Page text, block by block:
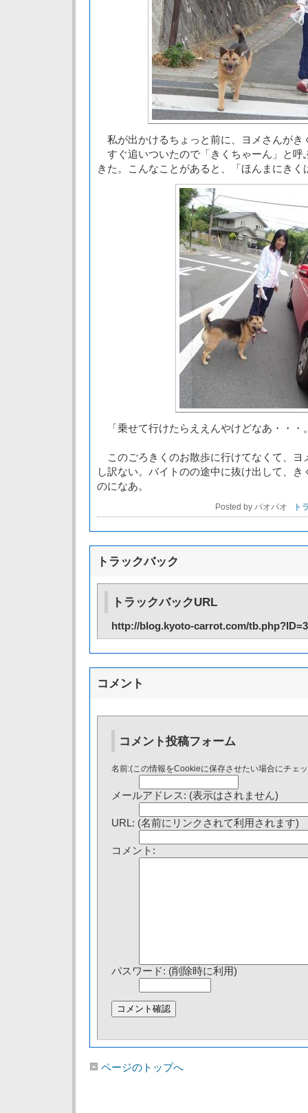
私が出かけるちょっと前に、ヨメさんがき
すぐ追いついたので「きくちゃーん」と呼
きた。こんなことがあると、「ほんまにき
「乗せて行けたらええんやけどなあ・・・
このごろきくのお散歩に行けてなくて、ヨ
し訳ない。バイトのの途中に抜け出して、
のになあ。
Posted by パオパオ ト
トラックバック
トラックバックURL
http://blog.kyoto-carrot.com/
コメント
コメント投稿フォーム
名前:(この情報をCookieに保存させたい場合にチェ
メールアドレス: (表示はされません)
URL: (名前にリンクされて利用されます)
コメント:
パスワード: (削除時に利用)
ページのトップへ